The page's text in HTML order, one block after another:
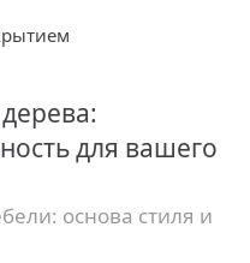
для вашего
основа стиля и